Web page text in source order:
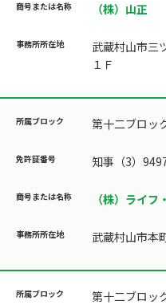
（株）山正
武蔵村山市三
１Ｆ
第十二ブロッ
知事（3）
（株）ライ
武蔵村山市本
第十二ブロッ